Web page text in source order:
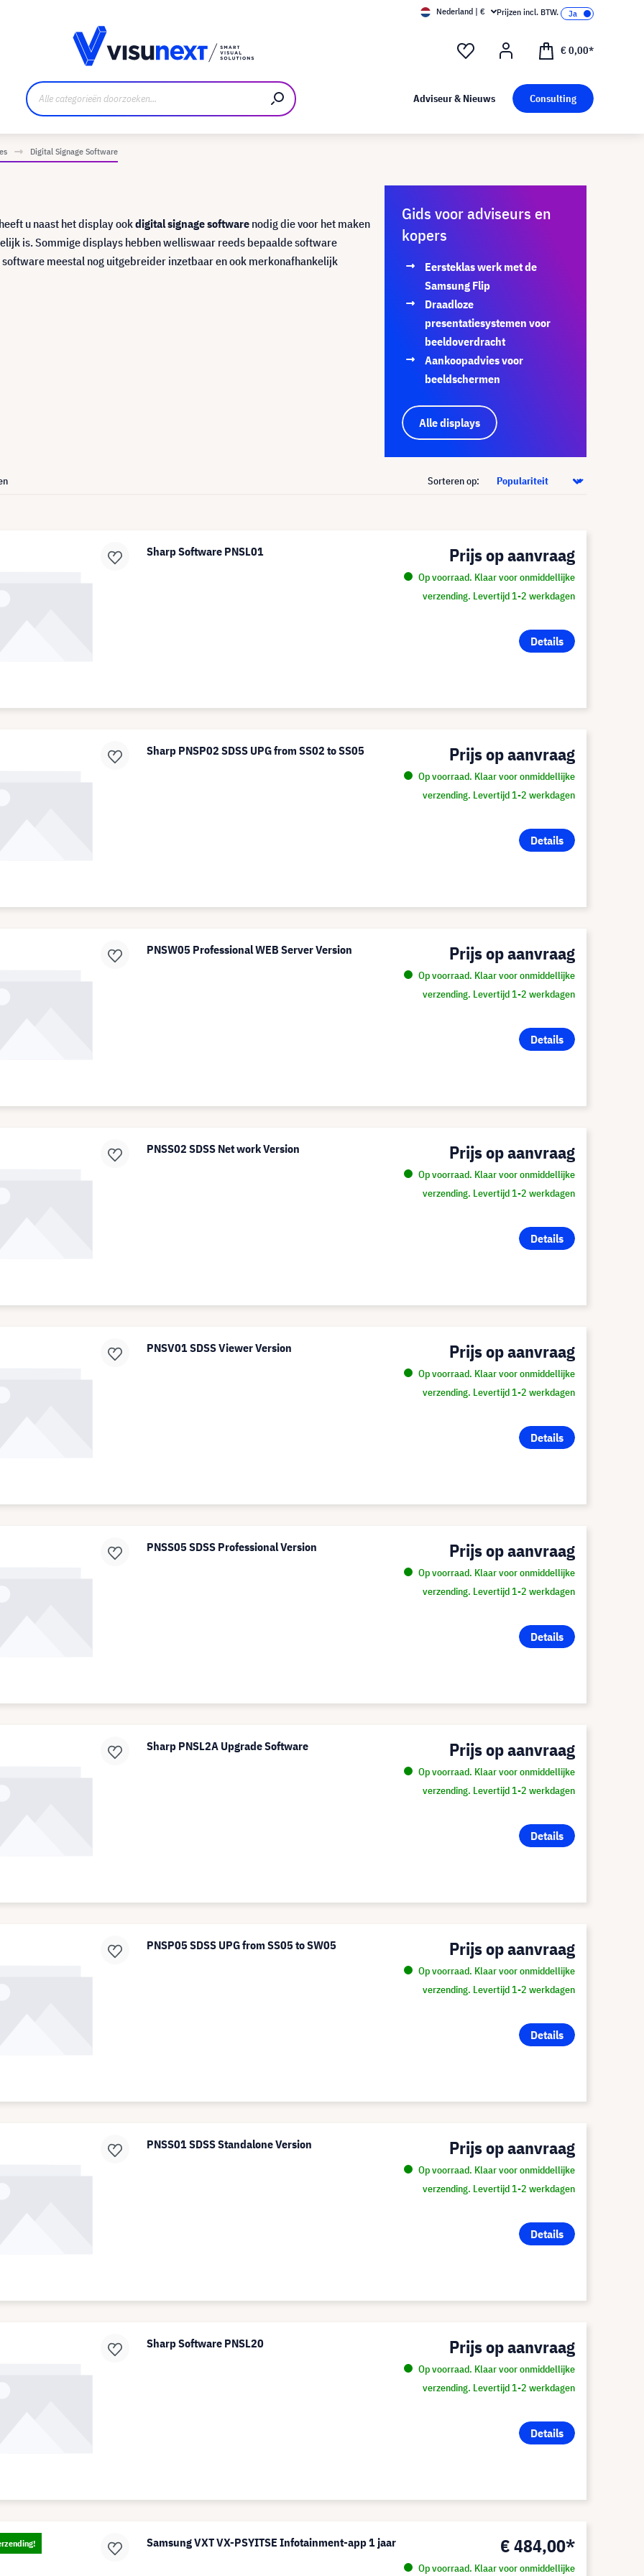
Nederland | € Prijzen incl. BTW.
€ 0,00*
Adviseur & Nieuws Consulting
Digital Signage Software
u naast het display ookdigital signage software nodig die voor het maken
is. Sommige displays hebben welliswaar reeds bepaalde software
meestal nog uitgebreider inzetbaar en ook merkonafhankelijk
Gids voor adviseurs en
kopers
Eersteklas werk met de
Samsung Flip
Draadloze
presentatiesystemen voor
beeldoverdracht
Aankoopadvies voor
beeldschermen
Alle displays
Sorteren op:
Sharp Software PNSL01 Prijs op aanvraag
Op voorraad. Klaar voor onmiddellijke
verzending. Levertijd 1-2 werkdagen
Details
Sharp PNSP02 SDSS UPG from SS02 to SS05 Prijs op aanvraag
Op voorraad. Klaar voor onmiddellijke
verzending. Levertijd 1-2 werkdagen
Details
PNSW05 Professional WEB Server Version Prijs op aanvraag
Op voorraad. Klaar voor onmiddellijke
verzending. Levertijd 1-2 werkdagen
Details
PNSS02 SDSS Net work Version Prijs op aanvraag
Op voorraad. Klaar voor onmiddellijke
verzending. Levertijd 1-2 werkdagen
Details
PNSV01 SDSS Viewer Version Prijs op aanvraag
Op voorraad. Klaar voor onmiddellijke
verzending. Levertijd 1-2 werkdagen
Details
PNSS05 SDSS Professional Version Prijs op aanvraag
Op voorraad. Klaar voor onmiddellijke
verzending. Levertijd 1-2 werkdagen
Details
Sharp PNSL2A Upgrade Software Prijs op aanvraag
Op voorraad. Klaar voor onmiddellijke
verzending. Levertijd 1-2 werkdagen
Details
PNSP05 SDSS UPG from SS05 to SW05 Prijs op aanvraag
Op voorraad. Klaar voor onmiddellijke
verzending. Levertijd 1-2 werkdagen
Details
PNSS01 SDSS Standalone Version Prijs op aanvraag
Op voorraad. Klaar voor onmiddellijke
verzending. Levertijd 1-2 werkdagen
Details
Sharp Software PNSL20 Prijs op aanvraag
Op voorraad. Klaar voor onmiddellijke
verzending. Levertijd 1-2 werkdagen
Details
Samsung VXT VX-PSYITSE Infotainment-app 1 jaar € 484,00*
Op voorraad. Klaar voor onmiddellijke